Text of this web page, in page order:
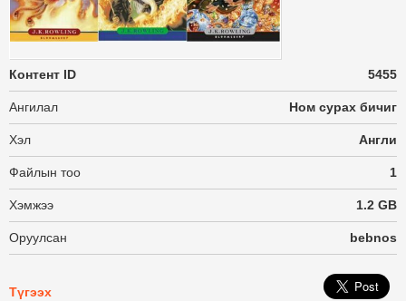
Контент ID 5455
Ангилал Ном сурах бичиг
Хэл Англи
Файлын тоо 1
Хэмжээ 1.2 GB
Оруулсан bebnos
Түгээх